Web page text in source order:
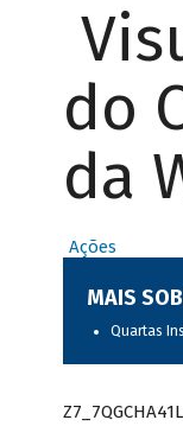
do
da
Ações
MAIS
Quartas